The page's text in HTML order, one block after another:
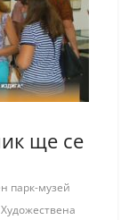
ще се
парк-музей
Художествена